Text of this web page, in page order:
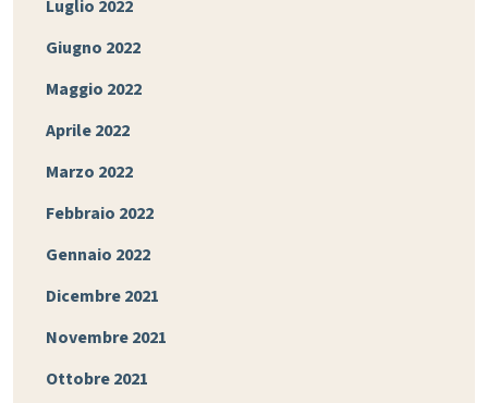
Luglio 2022
Giugno 2022
Maggio 2022
Aprile 2022
Marzo 2022
Febbraio 2022
Gennaio 2022
Dicembre 2021
Novembre 2021
Ottobre 2021